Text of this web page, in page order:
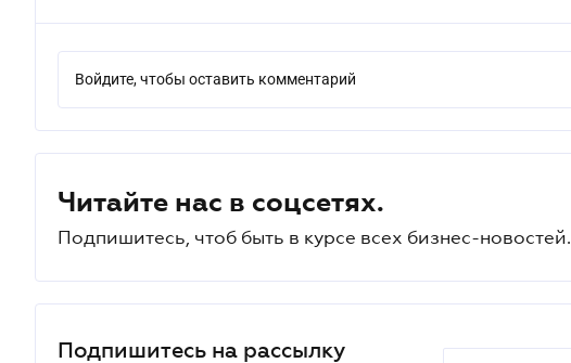
Войдите, чтобы оставить комментарий
Читайте нас в соцсетях.
Подпишитесь, чтоб быть в курсе всех бизнес-новостей.
Подпишитесь на рассылку